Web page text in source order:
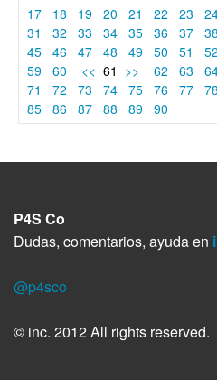
17
18 19 20 21 22 23
31
32 33 34 35 36 37 38
45 46 47 48 49 50 51 52
59 60 << 61 >> 62 63
71
72 73 74 75 76 77 78
85 86 87 88 89 90
P4S Co
Dudas, comentarios, ayuda en
@p4sco
© inc. 2012 All rights reserved.